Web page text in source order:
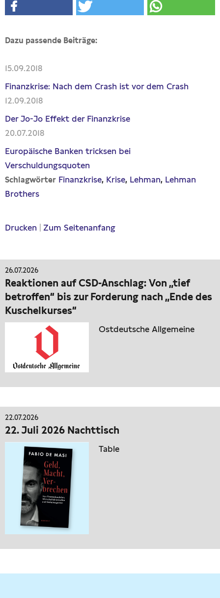
Dazu passende Beiträge:
15.09.2018
Finanzkrise: Nach dem Crash ist vor dem Crash
12.09.2018
Der Jo-Jo Effekt der Finanzkrise
20.07.2018
Europäische Banken tricksen bei
Verschuldungsquoten
Schlagwörter Finanzkrise Krise Lehman Lehman
Brothers
Drucken Zum Seitenanfang
26.07.2026
Reaktionen auf CSD-Anschlag: Von „tief
betroffen“ bis zur Forderung nach „Ende des
Kuschelkurses“
Ostdeutsche Allgemeine
22.07.2026
22. Juli 2026 Nachttisch
Table